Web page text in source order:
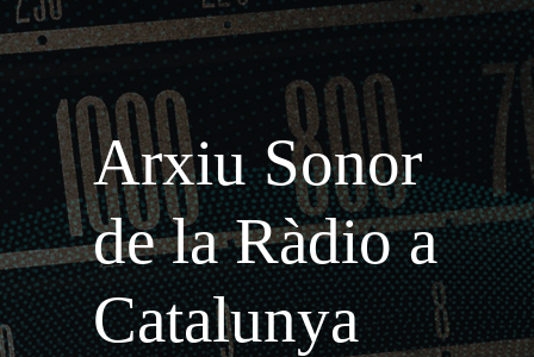
Arxiu Sonor
de la Ràdio a
Catalunya